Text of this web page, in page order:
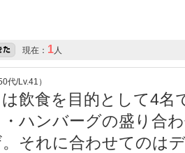
現在： 1人
代/Lv.41）
飲食を目的として4名
ハンバーグの盛り合
それに合わせてのは